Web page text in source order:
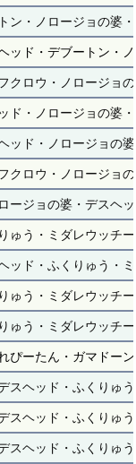
ン・ノロージョの婆
ッド・デブートン・
クロウ・ノロージョ
ド・ノロージョの婆
ッド・ノロージョの
クロウ・ノロージョ
ージョの婆・デスヘ
ゅう・ミダレウッチ
ッド・ふくりゅう・
ゅう・ミダレウッチ
ゅう・ミダレウッチ
ぴーたん・ガマドー
スヘッド・ふくりゅ
スヘッド・ふくりゅ
スヘッド・ふくりゅ